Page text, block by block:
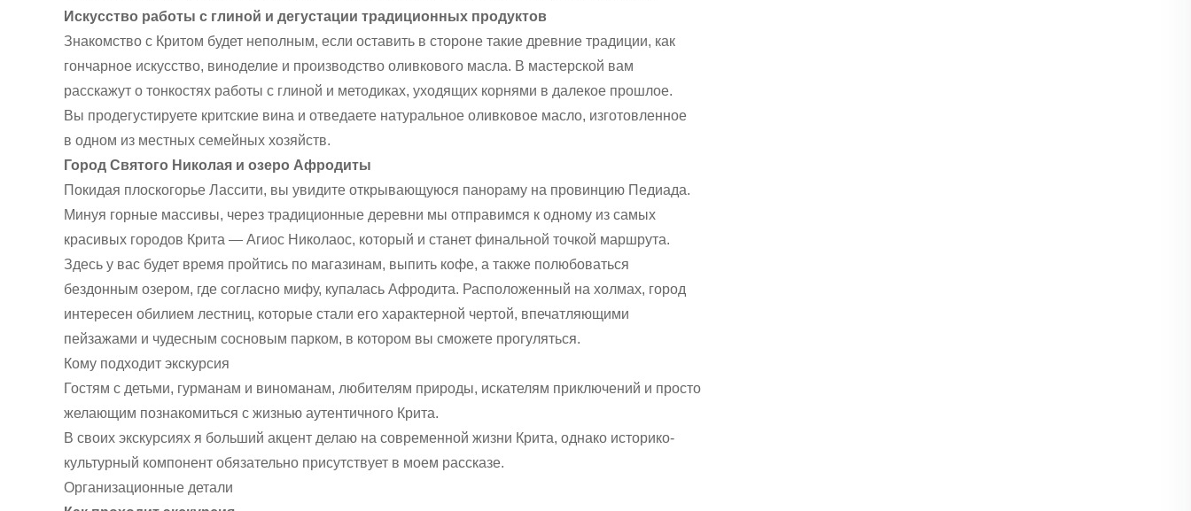
Искусство работы с глиной и дегустации традиционных продуктов
Знакомство с Критом будет неполным, если оставить в стороне такие древние традиции, как
гончарное искусство, виноделие и производство оливкового масла. В мастерской вам
расскажут о тонкостях работы с глиной и методиках, уходящих корнями в далекое прошлое.
Вы продегустируете критские вина и отведаете натуральное оливковое масло, изготовленное
в одном из местных семейных хозяйств.
Город Святого Николая и озеро Афродиты
Покидая плоскогорье Лассити, вы увидите открывающуюся панораму на провинцию Педиада.
Минуя горные массивы, через традиционные деревни мы отправимся к одному из самых
красивых городов Крита — Агиос Николаос, который и станет финальной точкой маршрута.
Здесь у вас будет время пройтись по магазинам, выпить кофе, а также полюбоваться
бездонным озером, где согласно мифу, купалась Афродита. Расположенный на холмах, город
интересен обилием лестниц, которые стали его характерной чертой, впечатляющими
пейзажами и чудесным сосновым парком, в котором вы сможете прогуляться.
Кому подходит экскурсия
Гостям с детьми, гурманам и виноманам, любителям природы, искателям приключений и просто
желающим познакомиться с жизнью аутентичного Крита.
В своих экскурсиях я больший акцент делаю на современной жизни Крита, однако историко-
культурный компонент обязательно присутствует в моем рассказе.
Организационные детали